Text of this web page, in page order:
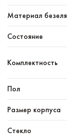
Материал безеля
Состояние
Комплектность
Пол
Размер корпуса
Стекло